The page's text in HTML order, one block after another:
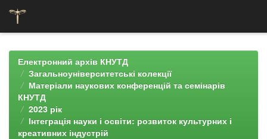
navigationЕлектронний архів КНУТД
Загальноуніверситетські колекції
Матеріали наукових конференцій та семінарів
КНУТД
2023 рік
Інтеграція науки і освіти: розвиток культурних і
креативних індустрій